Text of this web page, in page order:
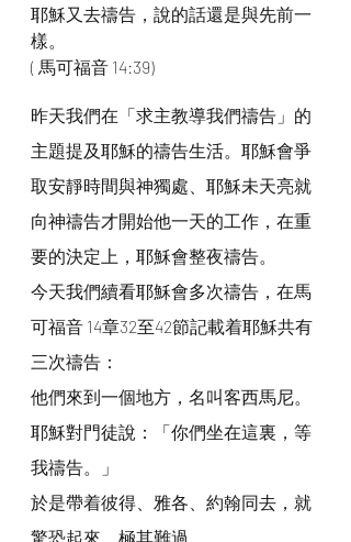
耶穌又去禱告，說的話還是與先前一
樣。
( 馬可福音 14:39)
昨天我們在「求主教導我們禱告」的
主題提及耶穌的禱告生活。耶穌會爭
取安靜時間與神獨處、耶穌未天亮就
向神禱告才開始他一天的工作，在重
要的決定上，耶穌會整夜禱告。
今天我們續看耶穌會多次禱告，在馬
可福音 14章32至42節記載着耶穌共有
三次禱告：
他們來到一個地方，名叫客西馬尼。
耶穌對門徒說：「你們坐在這裏，等
我禱告。」
於是帶着彼得、雅各、約翰同去，就
驚恐起來，極其難過，